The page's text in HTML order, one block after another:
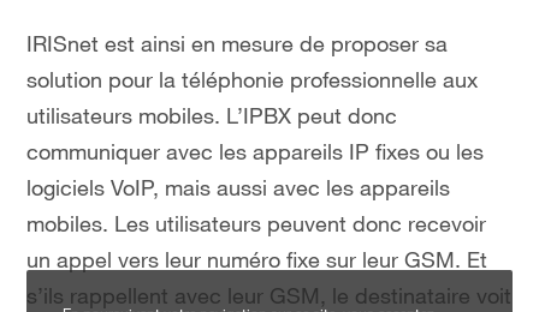
IRISnet est ainsi en mesure de proposer sa
solution pour la téléphonie professionnelle aux
utilisateurs mobiles. L’IPBX peut donc
communiquer avec les appareils IP fixes ou les
logiciels VoIP, mais aussi avec les appareils
mobiles. Les utilisateurs peuvent donc recevoir
un appel vers leur numéro fixe sur leur GSM. Et
s’ils rappellent avec leur GSM, le destinataire voit